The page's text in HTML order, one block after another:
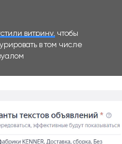
витрину,чтобы
в том числе